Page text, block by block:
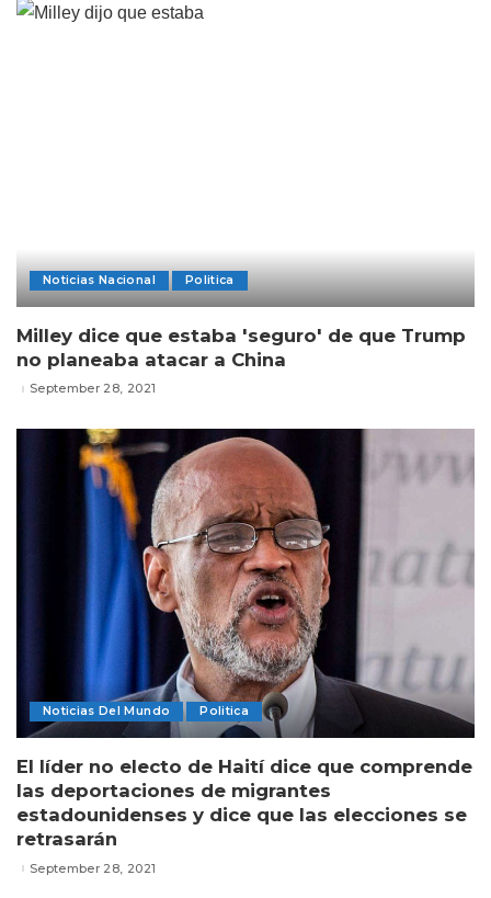
Noticias Nacional Politica
Milley dice que estaba 'seguro' de que Trump
no planeaba atacar a China
September 28, 2021
Noticias Del Mundo Politica
El líder no electo de Haití dice que comprende
las deportaciones de migrantes
estadounidenses y dice que las elecciones se
retrasarán
September 28, 2021